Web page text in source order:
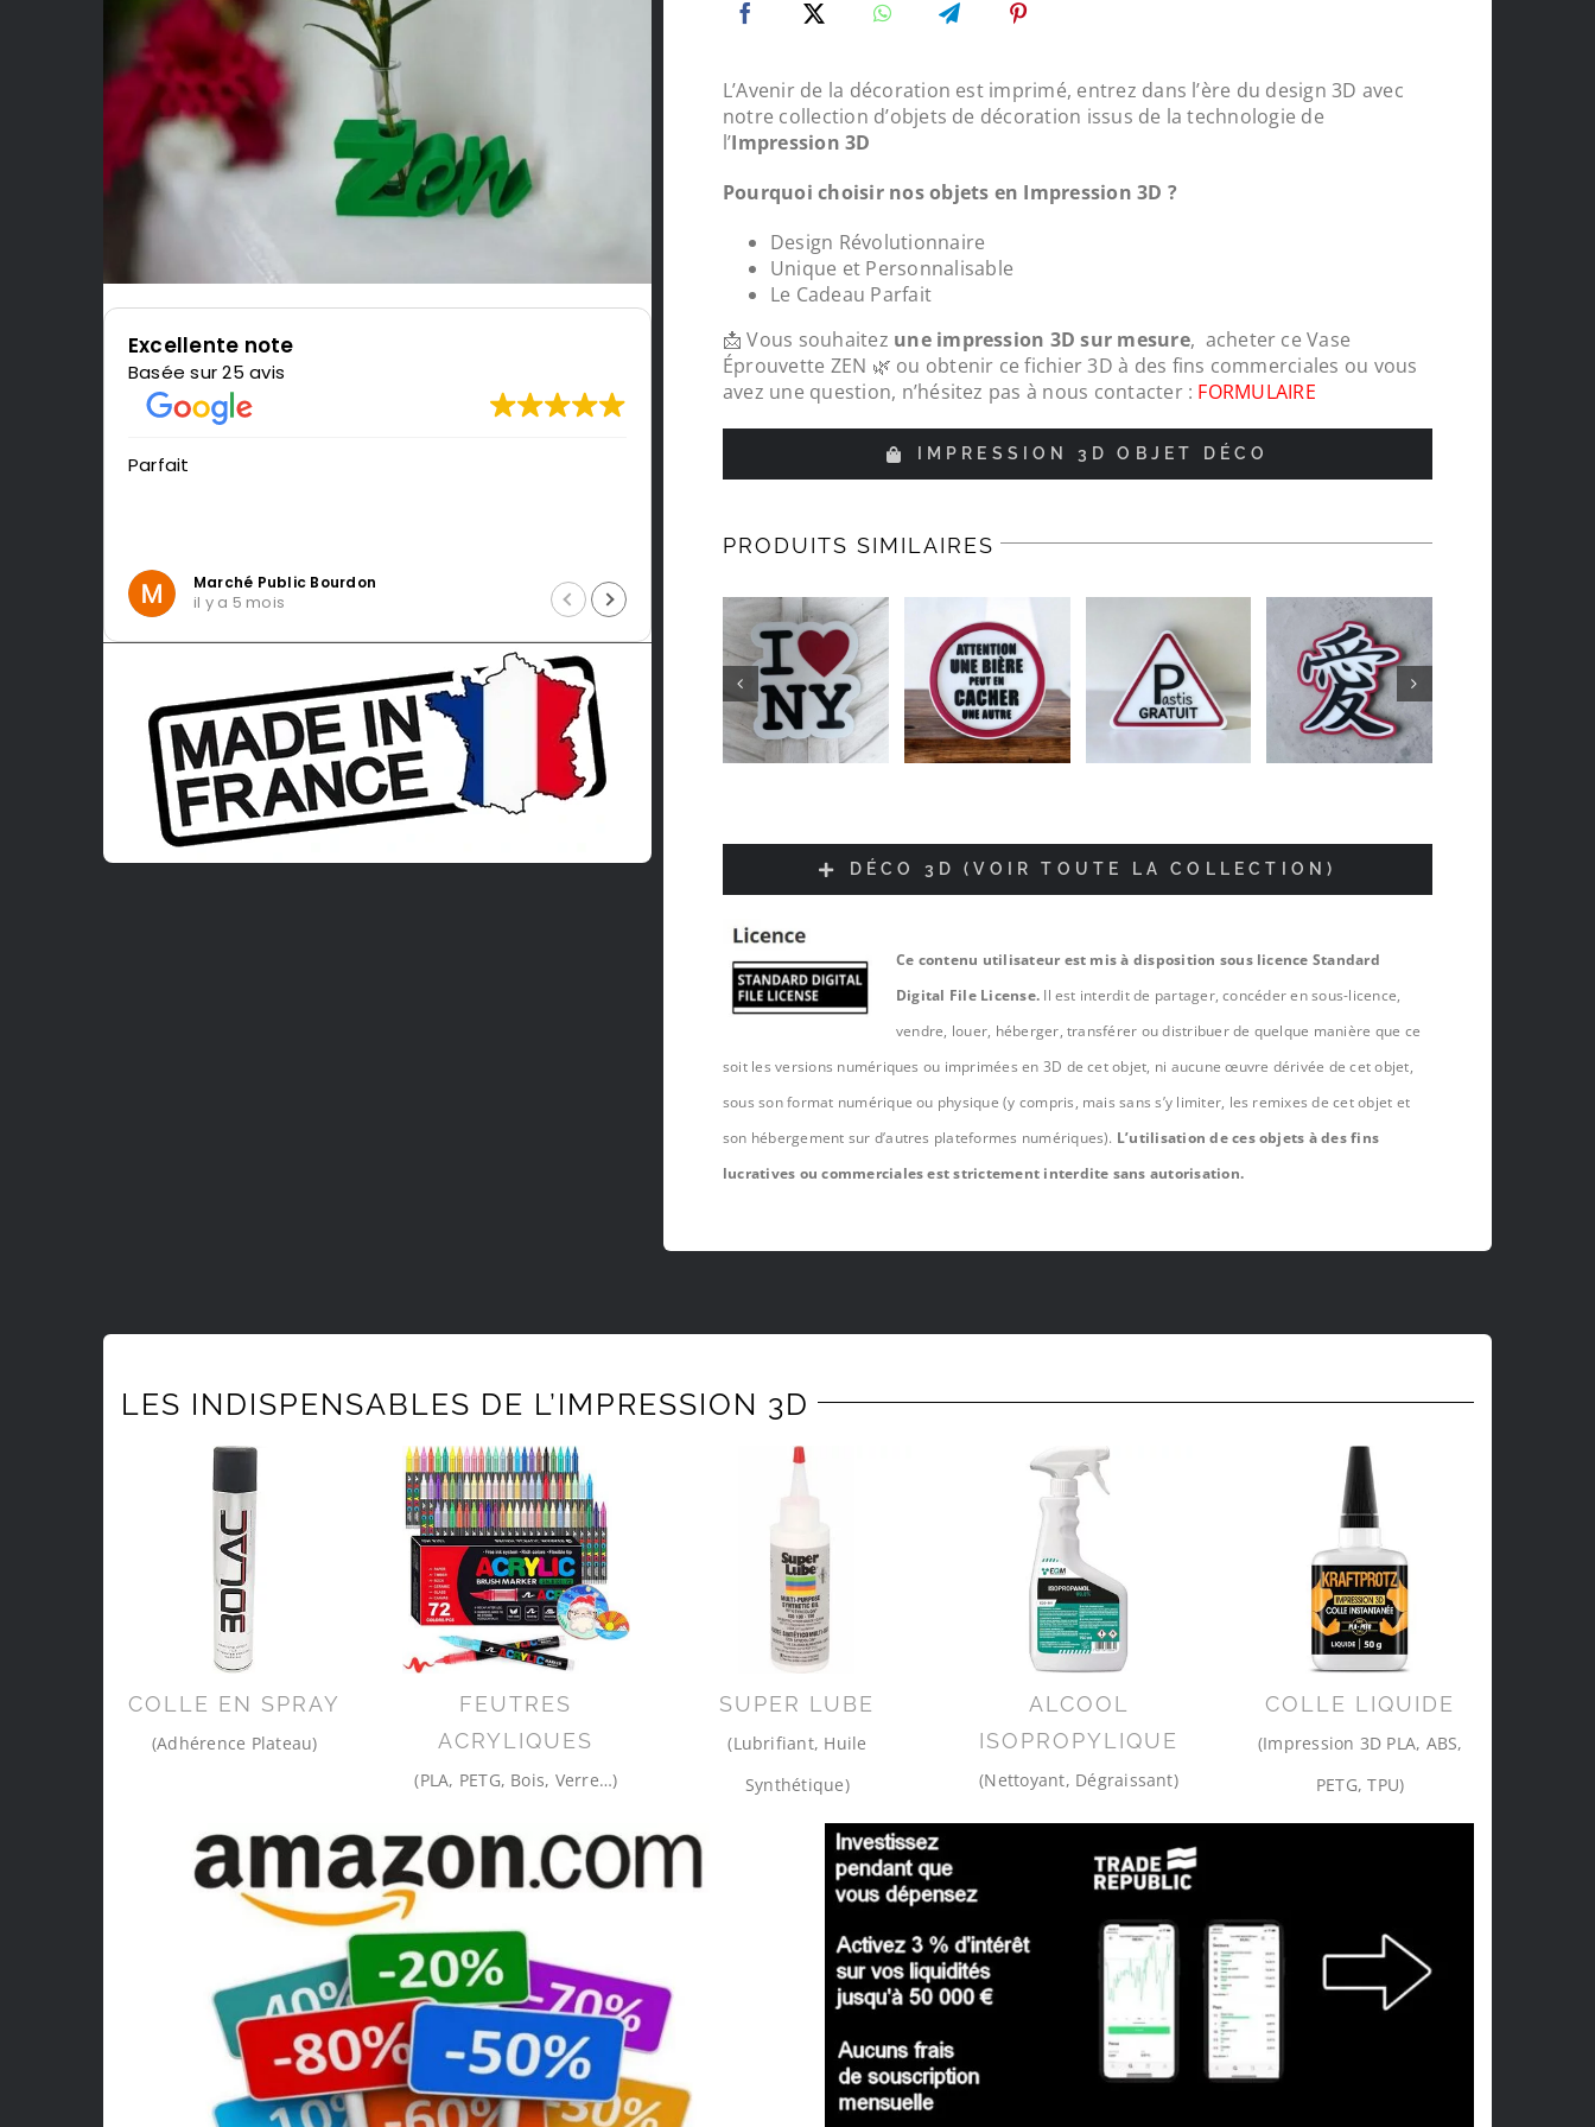
Excellente note
Basée sur 25 avis
Parfait
Marché Public Bourdon
il y a 5 mois
Très content de l'impression, je recommande
il y a 5 mois
Protections chapeaux de poteaux bois
il y a 5 mois
L’Avenir de la décoration est imprimé, entrez dans l’ère du design 3D avec
notre collection d’objets de décoration issus de la technologie de
l’Impression 3D
Pourquoi choisir nos objets en Impression 3D ?
Design Révolutionnaire
Unique et Personnalisable
Le Cadeau Parfait
📩 Vous souhaitez une impression 3D sur mesure, acheter ce Vase
Éprouvette ZEN 🌿 ou obtenir ce fichier 3D à des fins commerciales ou vous
avez une question, n’hésitez pas à nous contacter : FORMULAIRE
IMPRESSION 3D OBJET DÉCO
PRODUITS SIMILAIRES
DÉCO 3D (VOIR TOUTE LA COLLECTION)
Ce contenu utilisateur est mis à disposition sous licence Standard
Digital File License. Il est interdit de partager, concéder en sous-licence,
vendre, louer, héberger, transférer ou distribuer de quelque manière que ce
soit les versions numériques ou imprimées en 3D de cet objet, ni aucune œuvre dérivée de cet objet,
sous son format numérique ou physique (y compris, mais sans s’y limiter, les remixes de cet objet et
son hébergement sur d’autres plateformes numériques). L’utilisation de ces objets à des fins
lucratives ou commerciales est strictement interdite sans autorisation.
LES INDISPENSABLES DE L’IMPRESSION 3D
COLLE EN SPRAY
(Adhérence Plateau)
FEUTRES
ACRYLIQUES
(PLA, PETG, Bois, Verre…)
SUPER LUBE
(Lubrifiant, Huile
Synthétique)
ALCOOL
ISOPROPYLIQUE
(Nettoyant, Dégraissant)
COLLE LIQUIDE
(Impression 3D PLA, ABS,
PETG, TPU)